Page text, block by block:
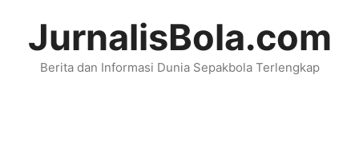
JurnalisBola.com
Berita dan Informasi Dunia Sepakbola Terlengkap